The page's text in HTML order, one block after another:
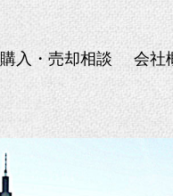
購入・売却相談 会社